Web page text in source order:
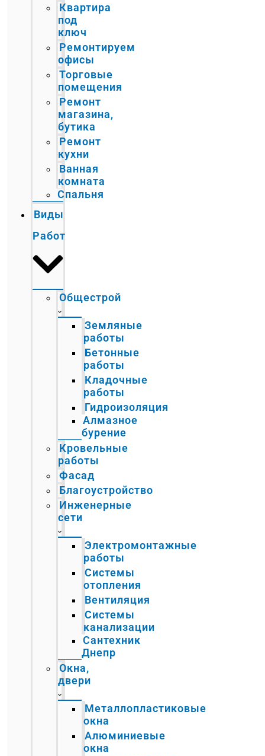
Квартира
под
ключ
Ремонтируем
офисы
Торговые
помещения
Ремонт
магазина,
бутика
Ремонт
кухни
Ванная
комната
Спальня
Виды
Работ
Общестрой
Земляные
работы
Бетонные
работы
Кладочные
работы
Гидроизоляция
Алмазное
бурение
Кровельные
работы
Фасад
Благоустройство
Инженерные
сети
Электромонтажные
работы
Системы
отопления
Вентиляция
Системы
канализации
Сантехник
Днепр
Окна,
двери
Металлопластиковые
окна
Алюминиевые
окна